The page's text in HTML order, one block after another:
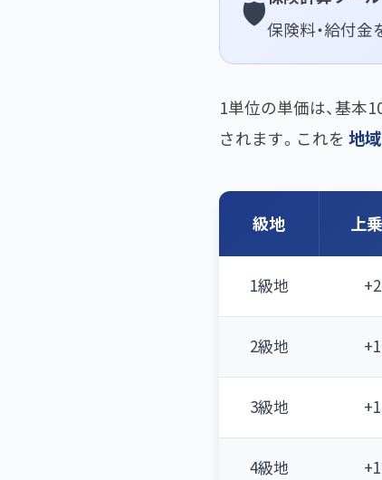
🛡️
保険料・給付金
1単位の単価は、基本
されます。これを 地
級地 上
1級地
2級地
3級地
4級地